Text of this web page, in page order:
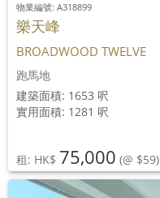
物業編號: A318899
樂天峰
BROADWOOD TWELVE
跑馬地
建築面積: 1653 呎
實用面積: 1281 呎
租: HK$ 75,000 (@ $59)